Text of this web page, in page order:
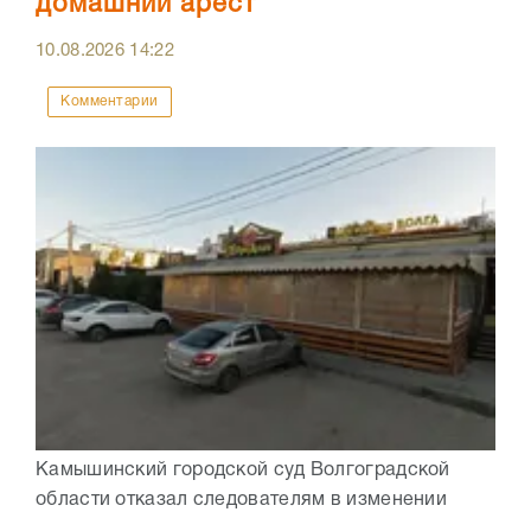
домашний арест
10.08.2026 14:22
Комментарии
Камышинский городской суд Волгоградской
области отказал следователям в изменении